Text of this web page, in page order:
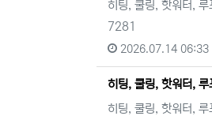
히팅, 쿨링, 핫워터,
7281
2026.07.14 06:33
히팅, 쿨링, 핫워터,
히팅, 쿨링, 핫워터,